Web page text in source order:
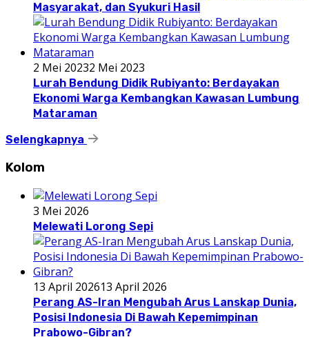
Masyarakat, dan Syukuri Hasil
2 Mei 20232 Mei 2023
Lurah Bendung Didik Rubiyanto: Berdayakan
Ekonomi Warga Kembangkan Kawasan Lumbung
Mataraman
Selengkapnya
Kolom
3 Mei 2026
Melewati Lorong Sepi
13 April 202613 April 2026
Perang AS-Iran Mengubah Arus Lanskap Dunia,
Posisi Indonesia Di Bawah Kepemimpinan
Prabowo-Gibran?